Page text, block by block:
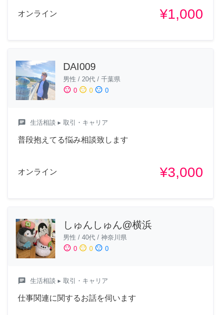
オンライン ¥1,000
DAI009
男性 / 20代 / 千葉県
sentiment_satisfied 0 sentiment_neutral 0 sentiment_dissatisfied 0
chat 生活相談 ▸ 取引・キャリア
普段抱えてる悩み相談致します
オンライン ¥3,000
しゅんしゅん@横浜
男性 / 40代 / 神奈川県
sentiment_satisfied 0 sentiment_neutral 0 sentiment_dissatisfied 0
chat 生活相談 ▸ 取引・キャリア
仕事関連に関するお話を伺います